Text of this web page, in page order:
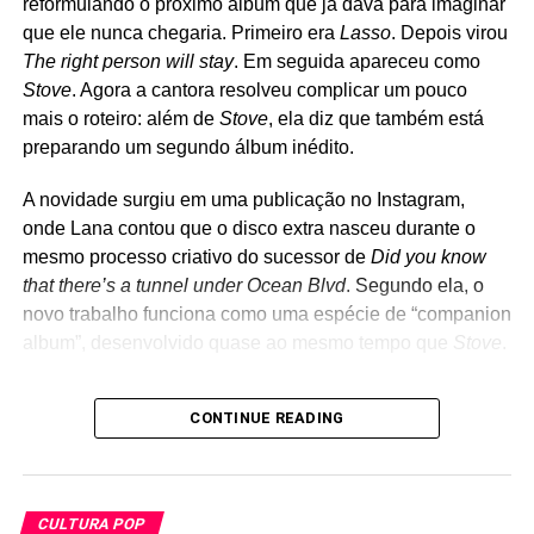
quase todo feito nos anos 1970. Ele estava guardado
como? Nas memórias de vocês?
dedicou a outras atividades para sobreviver, mas
Clássicos de Ramones, David Bowie, The Clash, Cheap
Trick, Joan Jett, Tom Petty, Misfits, Nirvana, Rolling
Stones e até Strokes costumam aparecer nas
apresentações, que muitas vezes são anunciadas poucas
horas antes de acontecer. Diferentemente de outros
The Longshot, o The Coverups nunca teve a intenção de
gravar músicas próprias. A proposta é apenas revisitar
clássicos em um ambiente intimista, recriando um pouco
da atmosfera dos primeiros dias do Green Day nos clubes
da região de Berkeley e Oakland.
que ele nunca chegaria. Primeiro era Lasso. Depois virou
The right person will stay. Em seguida apareceu como
Stove. Agora a cantora resolveu complicar um pouco
mais o roteiro: além de Stove, ela diz que também está
preparando um segundo álbum inédito.
A novidade surgiu em uma publicação no Instagram,
onde Lana contou que o disco extra nasceu durante o
mesmo processo criativo do sucessor de Did you know
that there’s a tunnel under Ocean Blvd. Segundo ela, o
novo trabalho funciona como uma espécie de “companion
album”, desenvolvido quase ao mesmo tempo que
Stove
Osbastidoresdo raroJoy Division – A Malcolm
Whitehead Film, que ganha lançamento oficial
A cantora também afirmou que esse segundo disco surgiu
CONTINUE READING
CULTURA POP